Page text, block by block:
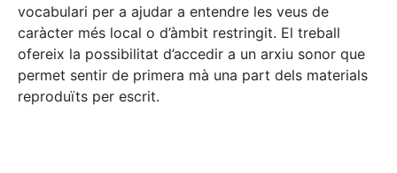
vocabulari per a ajudar a entendre les veus de
caràcter més local o d’àmbit restringit. El treball
ofereix la possibilitat d’accedir a un arxiu sonor que
permet sentir de primera mà una part dels materials
reproduïts per escrit.